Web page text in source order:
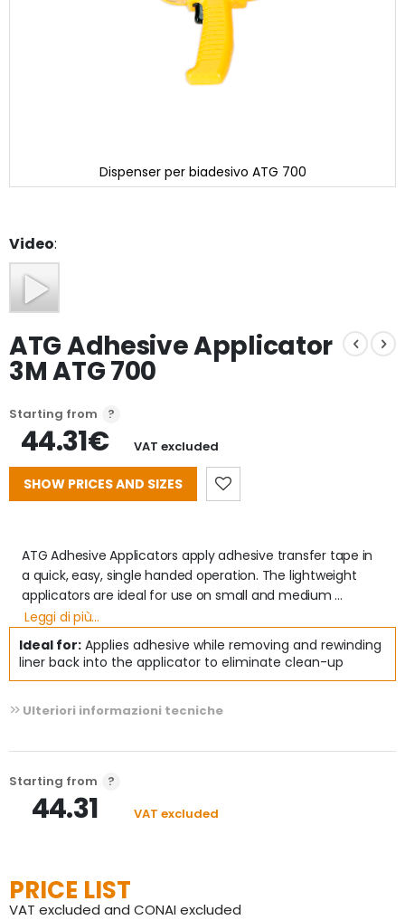
Dispenser per biadesivo ATG 700
beginning
of
the
images
gallery
Video:
ATG Adhesive Applicator
3M ATG 700
Starting from
44.31€ VAT excluded
SHOW PRICES AND SIZES
ATG Adhesive Applicators apply adhesive transfer tape in
a quick, easy, single handed operation. The lightweight
applicators are ideal for use on small and medium
assembly jobs as well as light and heavy duty industrial
applications. The adapter allows for 3/4 inch rolls to be
used on ATG700 applicator.
Leggi di più...
Ideal for: Applies adhesive while removing and rewinding
liner back into the applicator to eliminate clean-up
Ulteriori informazioni tecniche
Starting from
44.31 VAT excluded
PRICE LIST
VAT excluded and CONAI excluded